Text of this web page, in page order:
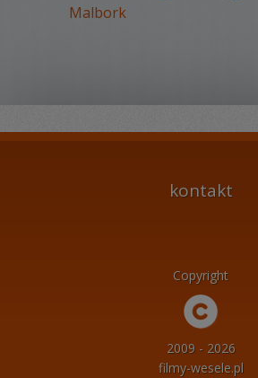
Malbork
kontakt
Copyright
2009 - 2026
filmy-wesele.pl